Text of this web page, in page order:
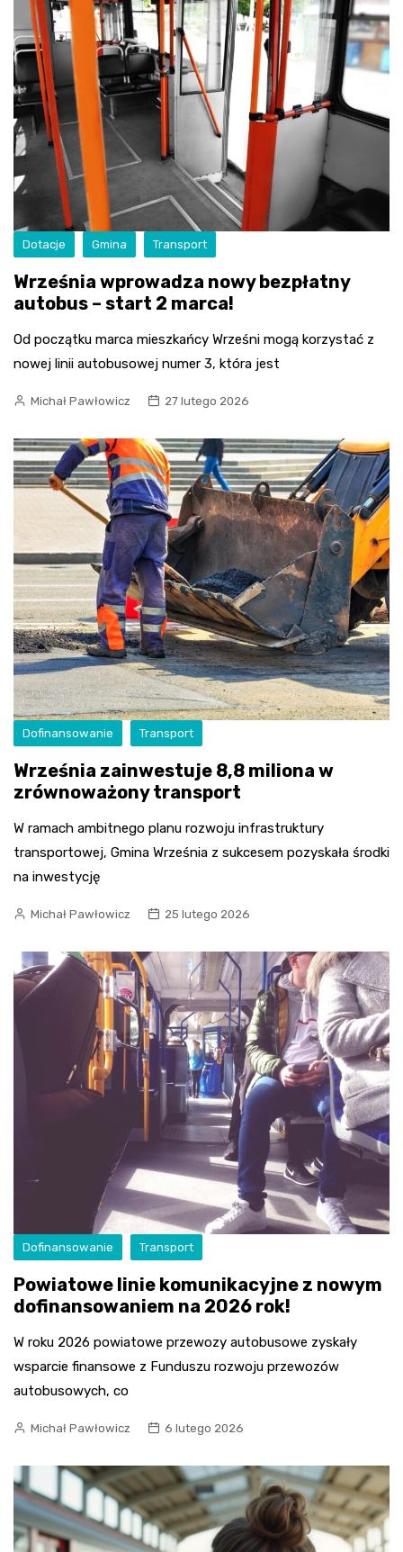
Dotacje Gmina Transport
Września wprowadza nowy bezpłatny
autobus – start 2 marca!
Od początku marca mieszkańcy Wrześni mogą korzystać z
nowej linii autobusowej numer 3, która jest
Michał Pawłowicz 27 lutego 2026
Dofinansowanie Transport
Września zainwestuje 8,8 miliona w
zrównoważony transport
W ramach ambitnego planu rozwoju infrastruktury
transportowej, Gmina Września z sukcesem pozyskała środki
na inwestycję
Michał Pawłowicz 25 lutego 2026
Dofinansowanie Transport
Powiatowe linie komunikacyjne z nowym
dofinansowaniem na 2026 rok!
W roku 2026 powiatowe przewozy autobusowe zyskały
wsparcie finansowe z Funduszu rozwoju przewozów
autobusowych, co
Michał Pawłowicz 6 lutego 2026